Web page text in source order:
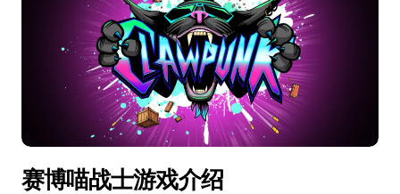
赛博喵战士游戏介绍